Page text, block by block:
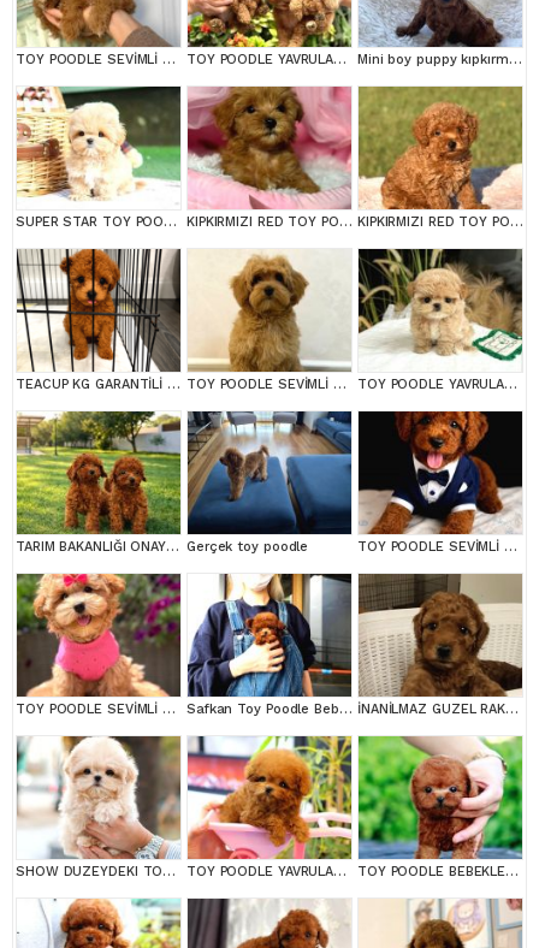
TOY POODLE SEVİMLİ YAVRULAR EV ÜRETİMİ TOY POODLE YAVRULARIM Mini boy puppy kıpkırmızı ev üretimi TOOY POODLE
SUPER STAR TOY POODLE YAVRULARIM KIPKIRMIZI RED TOY POODLE SEVİMLİ YAVRULAR KIPKIRMIZI RED TOY POODLE SEVİMLİ YAVRULAR
TEACUP KG GARANTİLİ YAVRULAR TOY POODLE SEVİMLİ YAVRULAR EV ÜRETİMİ TOY POODLE YAVRULARIM
TARIM BAKANLIĞI ONAYLI A KALİTE TOY YAVRULAR Gerçek toy poodle TOY POODLE SEVİMLİ YAVRULAR EV ÜRETİMİ
TOY POODLE SEVİMLİ YAVRULAR EV ÜRETİMİ Safkan Toy Poodle Bebeklerimiz İNANİLMAZ GUZEL RAKAMLARA GERÇEK TOY YAVRULAR
SHOW DUZEYDEKI TOY POODLE BEBEKLERIM TOY POODLE YAVRULARIM TOY POODLE BEBEKLERİM